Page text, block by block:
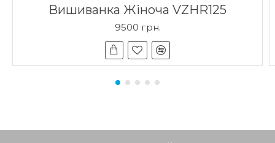
Вишиванка Жіноча VZHR125
9500 грн.